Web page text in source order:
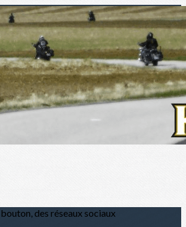
des réseaux sociaux